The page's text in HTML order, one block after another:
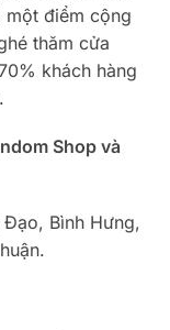
điểm cộng
thăm cửa
khách hàng
Shop và
Bình Hưng,